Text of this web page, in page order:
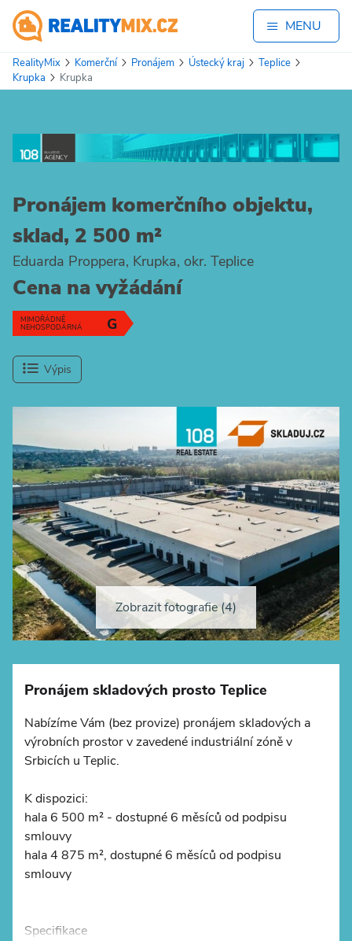
MENU
RealityMix Komerční Pronájem Ústecký kraj
Teplice
Krupka
Krupka
Pronájem komerčního objektu,
sklad, 2 500 m²
Eduarda Proppera, Krupka, okr. Teplice
Cena na vyžádání
G
MIMOŘÁDNĚ
NEHOSPODÁRNÁ
Výpis
+
−
Zobrazit fotografie (4)
Pronájem skladových prosto Teplice
Nabízíme Vám (bez provize) pronájem skladových a
výrobních prostor v zavedené industriální zóně v
Srbicích u Teplic.
K dispozici:
hala 6 500 m² - dostupné 6 měsíců od podpisu
smlouvy
hala 4 875 m², dostupné 6 měsíců od podpisu
smlouvy
Specifikace